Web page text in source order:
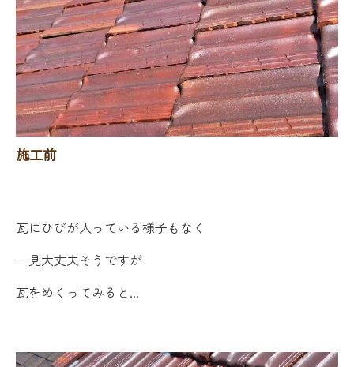
施工前
瓦にひびが入っている様子もなく
一見大丈夫そうですが
瓦をめくってみると...